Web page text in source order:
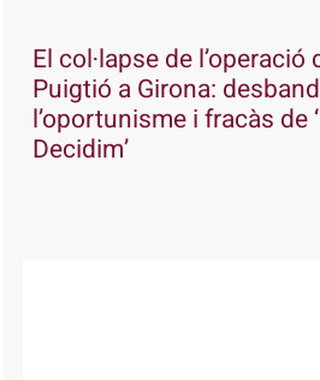
El col·lapse de l’operació
Puigtió a Girona:
l’oportunisme i fracàs de
Decidim’